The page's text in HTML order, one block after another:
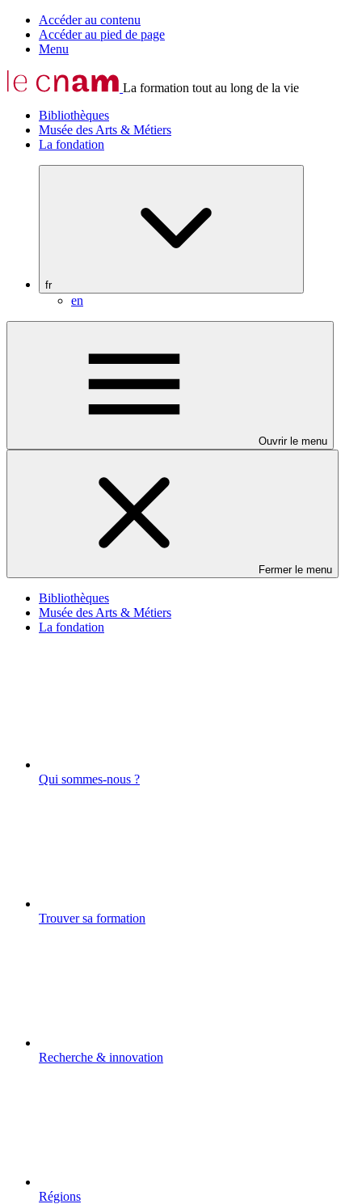
Accéder au contenu
Accéder au pied de page
Menu
La formation tout au long de la vie
Bibliothèques
Musée des Arts & Métiers
La fondation
fr
en
Ouvrir le menu
Fermer le menu
Bibliothèques
Musée des Arts & Métiers
La fondation
Qui sommes-nous ?
Trouver sa formation
Recherche & innovation
Régions